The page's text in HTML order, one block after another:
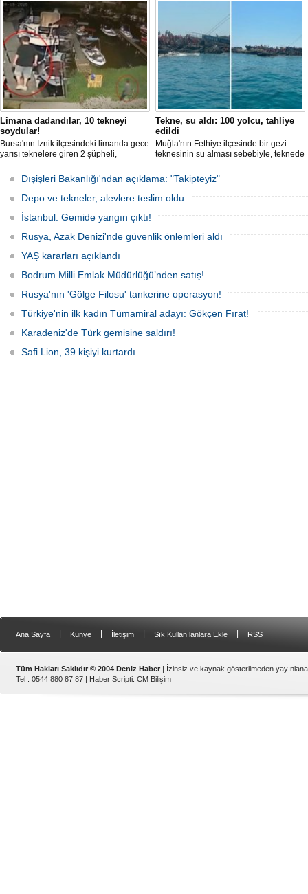
Limana dadandılar, 10 tekneyi
soydular!
Bursa'nın İznik ilçesindeki limanda gece
yarısı teknelere giren 2 şüpheli,
çaldı. Olay, güvenlik kameralarına
yansıdı, tekne sahiplerinin ihbarıyla
jandarma inceleme başlattı.
Tekne, su aldı: 100 yolcu, tahliye
edildi
Muğla'nın Fethiye ilçesinde bir gezi
teknesinin su alması sebebiyle, teknede
teknenin batmaması için bölgede
kurtarma çalışması başlatıldı.
Dışişleri Bakanlığı'ndan açıklama: "Takipteyiz"
Depo ve tekneler, alevlere teslim oldu
İstanbul: Gemide yangın çıktı!
Rusya, Azak Denizi'nde güvenlik önlemleri aldı
YAŞ kararları açıklandı
Bodrum Milli Emlak Müdürlüğü’nden satış!
Rusya'nın 'Gölge Filosu' tankerine operasyon!
Türkiye'nin ilk kadın Tümamiral adayı: Gökçen Fırat!
Karadeniz'de Türk gemisine saldırı!
Safi Lion, 39 kişiyi kurtardı
Ana Sayfa Künye İletişim Sık Kullanılanlara Ekle RSS
Tüm Hakları Saklıdır © 2004 Deniz Haber | İzinsiz ve kaynak gösterilmeden
Tel : 0544 880 87 87 | Haber Scripti: CM Bilişim